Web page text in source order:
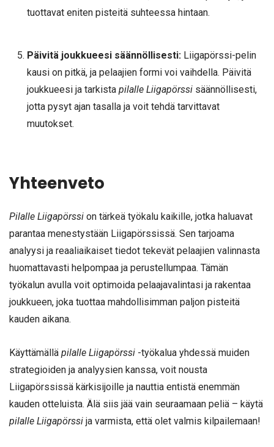
tuottavat eniten pisteitä suhteessa hintaan.
Päivitä joukkueesi säännöllisesti:Liigapörssi-pelin
kausi on pitkä, ja pelaajien formi voi vaihdella. Päivitä
joukkueesi ja tarkista pilalle Liigapörssisäännöllisesti,
jotta pysyt ajan tasalla ja voit tehdä tarvittavat
muutokset.
Yhteenveto
Pilalle Liigapörssi on tärkeä työkalu kaikille, jotka haluavat
parantaa menestystään Liigapörssissä. Sen tarjoama
analyysi ja reaaliaikaiset tiedot tekevät pelaajien valinnasta
huomattavasti helpompaa ja perustellumpaa. Tämän
työkalun avulla voit optimoida pelaajavalintasi ja rakentaa
joukkueen, joka tuottaa mahdollisimman paljon pisteitä
kauden aikana.
Käyttämällä pilalle Liigapörssi -työkalua yhdessä muiden
strategioiden ja analyysien kanssa, voit nousta
Liigapörssissä kärkisijoille ja nauttia entistä enemmän
kauden otteluista. Älä siis jää vain seuraamaan peliä – käytä
pilalle Liigapörssi ja varmista, että olet valmis kilpailemaan!